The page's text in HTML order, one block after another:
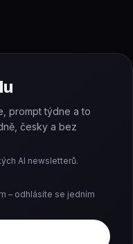
prompt týdne a to
česky a bez
AI newsletterů.
– odhlásíte se jedním